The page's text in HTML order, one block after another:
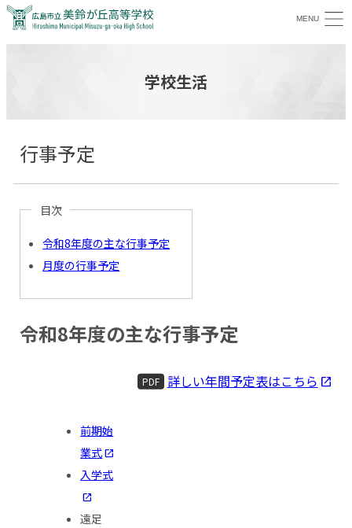
学校生活
行事予定
目次
令和8年度の主な行事予定
月度の行事予定
令和8年度の主な行事予定
PDF 詳しい年間予定表はこちら
前期始
業式
入学式
遠足
MENU